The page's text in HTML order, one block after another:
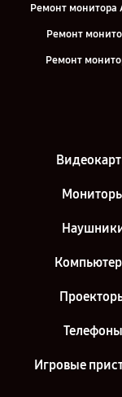
Ремонт монитора
Ремонт
Ремонт
Телефоны
Игровые